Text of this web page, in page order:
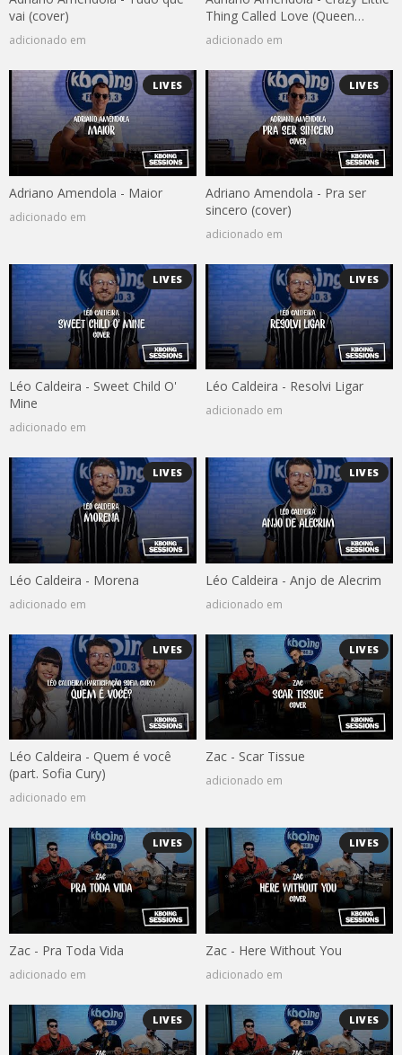
vai (cover)
adicionado em
Thing Called Love (Queen
cover)
adicionado em
LIVES
Adriano Amendola - Maior
adicionado em
LIVES
Adriano Amendola - Pra ser
sincero (cover)
adicionado em
LIVES
Léo Caldeira - Sweet Child O'
Mine
adicionado em
LIVES
Léo Caldeira - Resolvi Ligar
adicionado em
LIVES
Léo Caldeira - Morena
adicionado em
LIVES
Léo Caldeira - Anjo de Alecrim
adicionado em
LIVES
Léo Caldeira - Quem é você
(part. Sofia Cury)
adicionado em
LIVES
Zac - Scar Tissue
adicionado em
LIVES
Zac - Pra Toda Vida
adicionado em
LIVES
Zac - Here Without You
adicionado em
LIVES LIVES